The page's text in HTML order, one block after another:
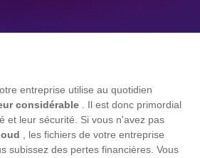
entreprise utilise au quotidien
considérable . Il est donc primordial
et leur sécurité. Si vous n'avez pas
, les fichiers de votre entreprise
subissez des pertes financières. Vous